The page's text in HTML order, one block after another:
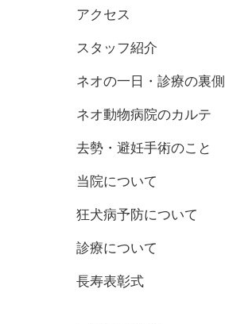
アクセス
スタッフ紹介
ネオの一日・診療の裏側
ネオ動物病院のカルテ
去勢・避妊手術のこと
当院について
狂犬病予防について
診療について
長寿表彰式